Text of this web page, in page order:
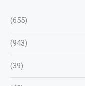
(655)
(943)
(39)